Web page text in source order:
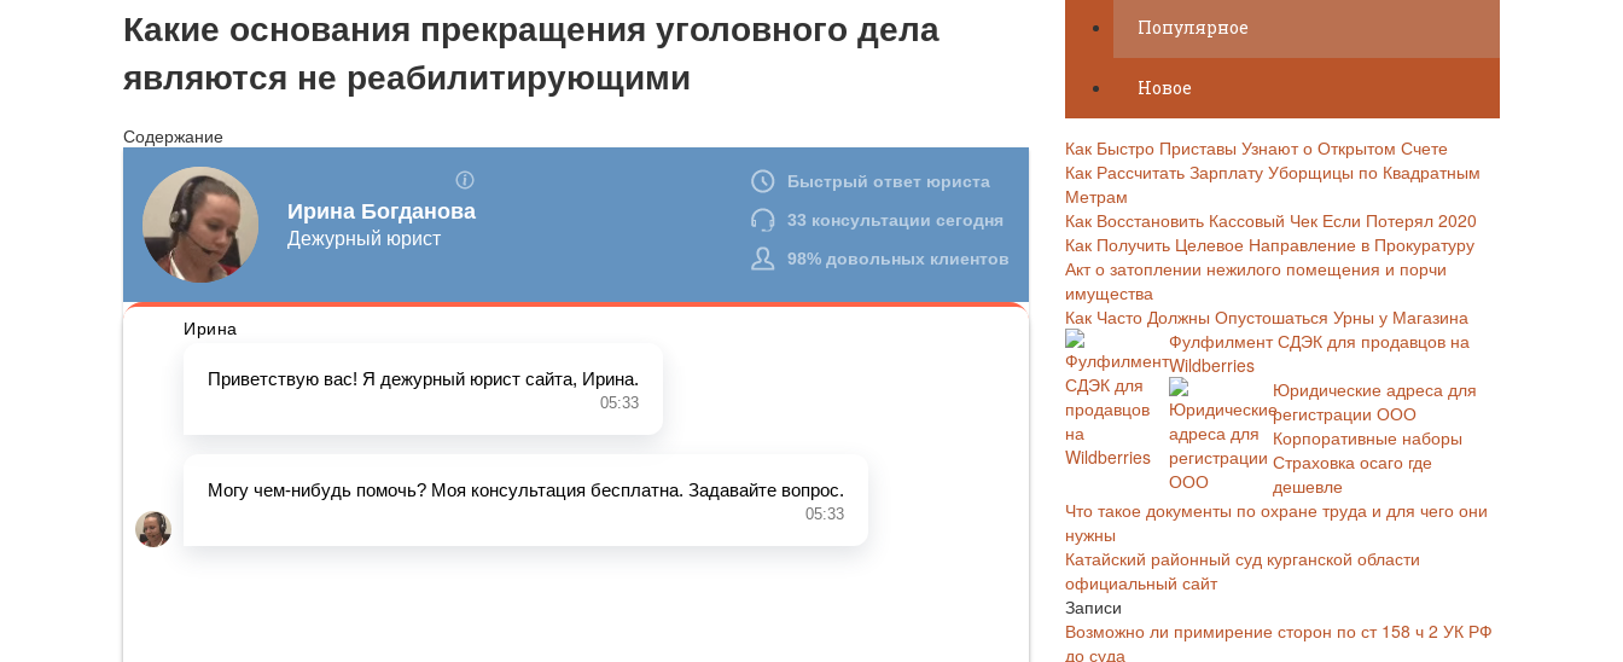
Какие основания прекращения уголовного дела
являются не реабилитирующими
Содержание
Популярное
Новое
Как Быстро Приставы Узнают о Открытом Счете
Как Рассчитать Зарплату Уборщицы по Квадратным
Метрам
Как Восстановить Кассовый Чек Если Потерял 2020
Как Получить Целевое Направление в Прокуратуру
Акт о затоплении нежилого помещения и порчи
имущества
Как Часто Должны Опустошаться Урны у Магазина
Фулфилмент СДЭК для продавцов на
Wildberries
Юридические адреса для
регистрации ООО
Корпоративные наборы
Страховка осаго где
дешевле
Что такое документы по охране труда и для чего они
нужны
Катайский районный суд курганской области
официальный сайт
Записи
Возможно ли примирение сторон по ст 158 ч 2 УК РФ
до суда